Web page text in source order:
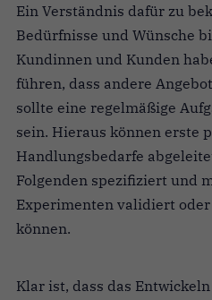
Ein Verständnis dafür zu
Bedürfnisse und Wünsche
Kundinnen und Kunden
führen, dass andere
sollte eine regelmäßige
sein. Hieraus können erste
Handlungsbedarfe
Folgenden spezifiziert und
Experimenten validiert
können.
Klar ist, dass das